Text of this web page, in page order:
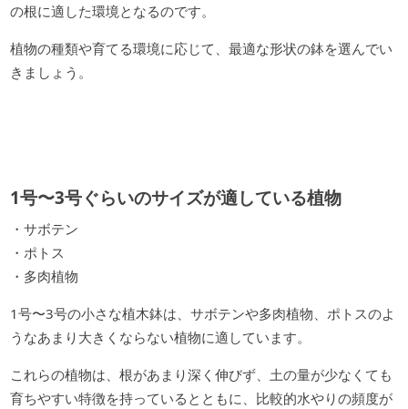
の根に適した環境となるのです。
植物の種類や育てる環境に応じて、最適な形状の鉢を選んでい
きましょう。
1号〜3号ぐらいのサイズが適している植物
・サボテン
・ポトス
・多肉植物
1号〜3号の小さな植木鉢は、サボテンや多肉植物、ポトスのよ
うなあまり大きくならない植物に適しています。
これらの植物は、根があまり深く伸びず、土の量が少なくても
育ちやすい特徴を持っているとともに、比較的水やりの頻度が